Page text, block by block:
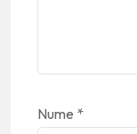
Nume *